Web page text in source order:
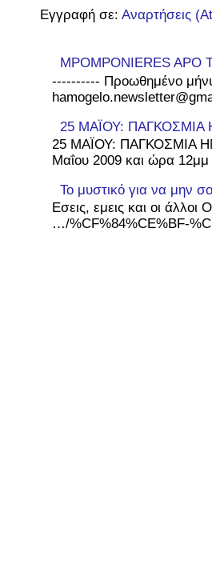
Εγγραφή σε: Αναρτήσεις
MPOMPONIERES APO
---------- Προωθημένο
25 ΜΑΪΟΥ: ΠΑΓΚΟΣΜΙΑ
25 ΜΑΪΟΥ: ΠΑΓΚΟΣΜΙΑ
Μαΐου 2009 και ώρα 12μμ
Το μυστικό για να μην
Εσεις, εμεις και οι
…/%CF%84%CE%BF-